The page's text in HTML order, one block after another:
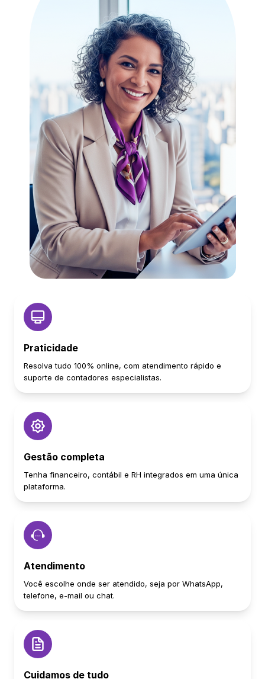
Praticidade
Resolva tudo 100% online, com atendimento rápido e
suporte de contadores especialistas.
Gestão completa
Tenha financeiro, contábil e RH integrados em uma única
plataforma.
Atendimento
Você escolhe onde ser atendido, seja por WhatsApp,
telefone, e-mail ou chat.
Cuidamos de tudo